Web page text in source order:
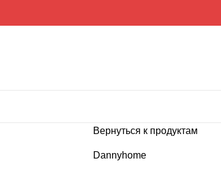
Вернуться к продуктам
Dannyhome